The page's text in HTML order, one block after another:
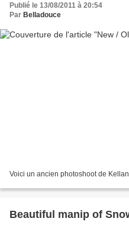
Publié le 13/08/2011 à 20:54
Par Belladouce
Voici un ancien photoshoot de
Beautiful manip of